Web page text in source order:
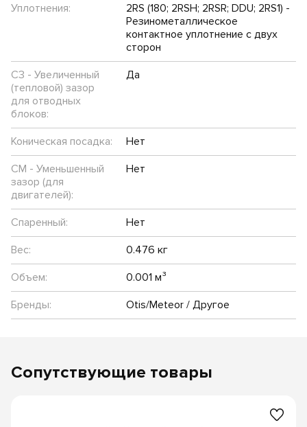
Уплотнения:
2RS (180; 2RSH; 2RSR; DDU; 2RS1) -
Резинометаллическое
контактное уплотнение с двух
сторон
C3 - Увеличенный
(тепловой) зазор
для отводных
блоков:
Да
Коническая посадка:
Нет
CM - Уменьшенный
зазор (для
двигателей):
Нет
Спаренный:
Нет
Вес:
0.476 кг
Объем:
0.001 м³
Бренды:
Otis/Meteor / Другое
Сопутствующие товары